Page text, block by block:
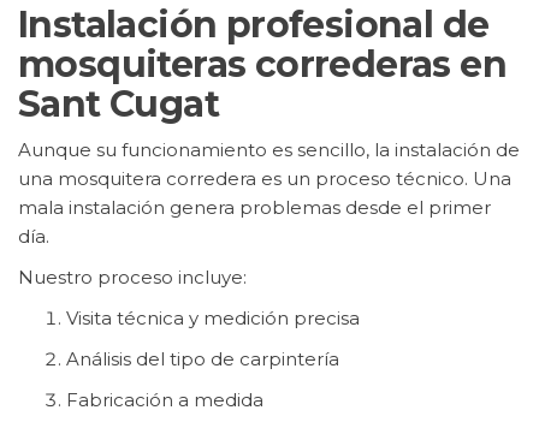
Instalación profesional de
mosquiteras correderas en
Sant Cugat
Aunque su funcionamiento es sencillo, la instalación de
una mosquitera corredera es un proceso técnico. Una
mala instalación genera problemas desde el primer
día.
Nuestro proceso incluye:
Visita técnica y medición precisa
Análisis del tipo de carpintería
Fabricación a medida